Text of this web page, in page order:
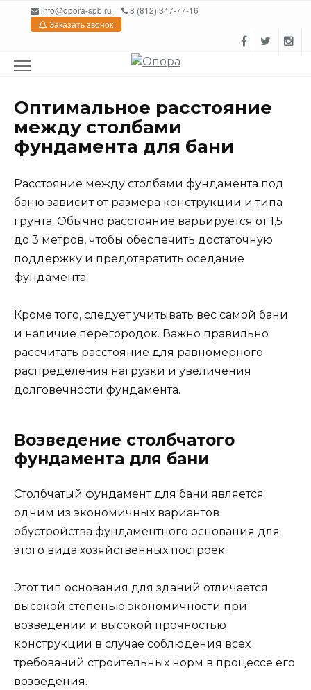
Перейтиinfo@opora-spb.ru
8 (812) 347-77-16
Заказать звонок
Оптимальное расстояние
между столбами
фундамента для бани
Расстояние между столбами фундамента под
баню зависит от размера конструкции и типа
грунта. Обычно расстояние варьируется от 1,5
до 3 метров, чтобы обеспечить достаточную
поддержку и предотвратить оседание
фундамента.
Кроме того, следует учитывать вес самой бани
и наличие перегородок. Важно правильно
рассчитать расстояние для равномерного
распределения нагрузки и увеличения
долговечности фундамента.
Возведение столбчатого
фундамента для бани
Столбчатый фундамент для бани является
одним из экономичных вариантов
обустройства фундаментного основания для
этого вида хозяйственных построек.
Этот тип основания для зданий отличается
высокой степенью экономичности при
возведении и высокой прочностью
конструкции в случае соблюдения всех
требований строительных норм в процессе его
возведения.